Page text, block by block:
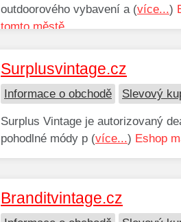
outdoorového vybavení a (více...)
tomto městě.
Surplusvintage.cz
Informace o obchodě Slevový
Surplus Vintage je autorizovaný
pohodlné módy p (více...) Eshop
Branditvintage.cz